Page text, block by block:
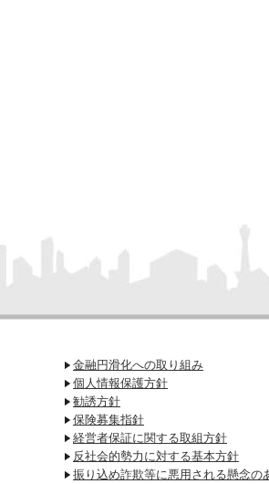
金融円滑化への取り組み
個人情報保護方針
勧誘方針
保険募集指針
経営者保証に関する取組方針
反社会的勢力に対する基本方針
振り込め詐欺等に悪用される懸念の